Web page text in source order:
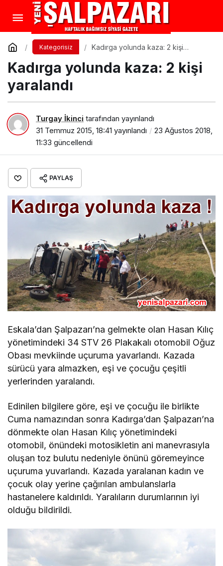
Kategorisiz
Kadırga yolunda kaza: 2 kişi
Kadırga yolunda kaza: 2 kişi
yaralandı
Turgay İkinci tarafından yayınlandı
31 Temmuz 2015, 18:41 yayınlandı
23 Ağustos 2018,
11:33 güncellendi
PAYLAŞ
Eskala’dan Şalpazarı’na gelmekte olan Hasan Kılıç
yönetimindeki 34 STV 26 Plakakalı otomobil Oğuz
Obası mevkiinde uçuruma yavarlandı. Kazada
sürücü yara almazken, eşi ve çocuğu çeşitli
yerlerinden yaralandı.
Edinilen bilgilere göre, eşi ve çocuğu ile birlikte
Cuma namazından sonra Kadırga’dan Şalpazarı’na
dönmekte olan Hasan Kılıç yönetimindeki
otomobil, önündeki motosikletin ani manevrasıyla
oluşan toz bulutu nedeniyle önünü göremeyince
uçuruma yuvarlandı. Kazada yaralanan kadın ve
çocuk olay yerine çağırılan ambulanslarla
hastanelere kaldırıldı. Yaralıların durumlarının iyi
olduğu bildirildi.